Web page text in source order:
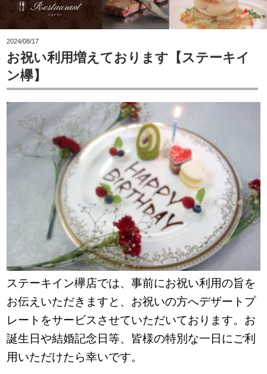
2024/08/17
お祝い利用増えております【ステーキイ
ン欅】
ステーキイン欅店では、事前にお祝い利用の旨を
お伝えいただきますと、お祝いの方へデザートプ
レートをサービスさせていただいております。お
誕生日や結婚記念日等、 皆様の特別な一日にご利
用いただけたら幸いです。